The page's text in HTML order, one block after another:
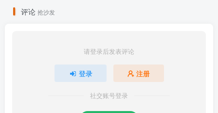
评论 抢沙发
请登录后发表评论
登录 注册
社交账号登录